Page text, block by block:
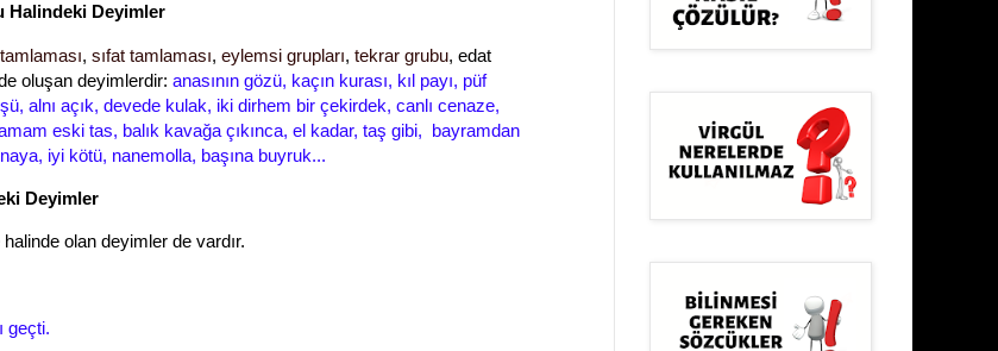
Halindeki Deyimler
, sıfat tamlaması, eylemsi grupları, tekrar grubu, edat
oluşan deyimlerdir: anasının gözü, kaçın kurası, kıl payı, püf
alnı açık, devede kulak, iki dirhem bir çekirdek, canlı cenaze,
eski tas, balık kavağa çıkınca, el kadar, taş gibi, bayramdan
iyi kötü, nanemolla, başına buyruk...
Deyimler
olan deyimler de vardır.
geçti.